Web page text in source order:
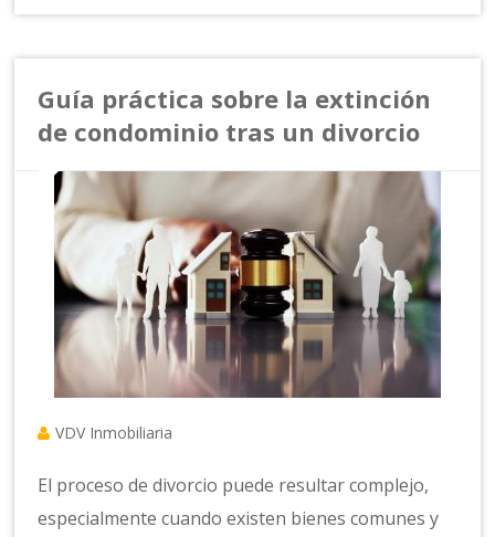
Guía práctica sobre la extinción
de condominio tras un divorcio
VDV Inmobiliaria
El proceso de divorcio puede resultar complejo,
especialmente cuando existen bienes comunes y